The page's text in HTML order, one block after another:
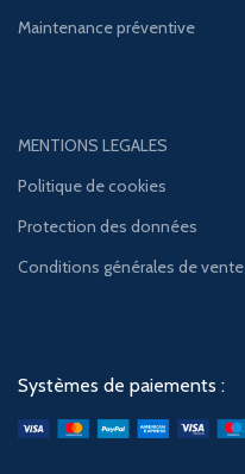
Maintenance préventive
MENTIONS LEGALES
Politique de cookies
Protection des données
Conditions générales de vente
Systèmes de paiements :